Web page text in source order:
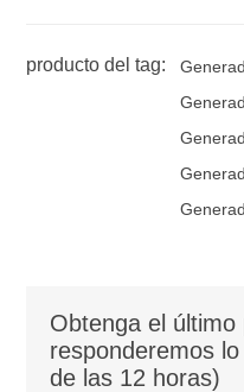
producto del tag:
Obtenga el último
responderemos
de las 12 horas)